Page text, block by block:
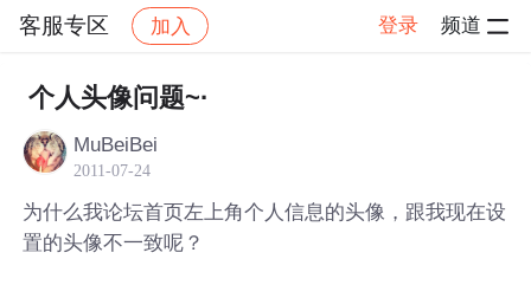
客服专区 加入 登录 频道
社区 客服专区
个人头像问题~·
MuBeiBei
2011-07-24
为什么我论坛首页左上角个人信息的头像，跟我现在设
置的头像不一致呢？